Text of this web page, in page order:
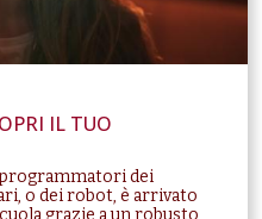
IL TUO
dei
o dei robot, è arrivato
grazie a un robusto